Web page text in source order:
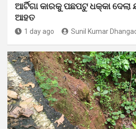
ଆର୍ଟିଗା କାରକୁ ପଛପଟୁ ଧକ୍କା ଦେଲା
ଆହତ
1 day ago Sunil Kumar